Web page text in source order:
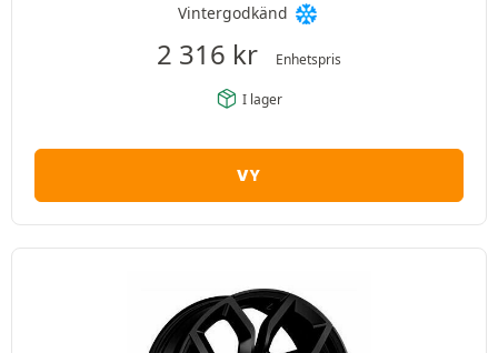
Vintergodkänd
2 316 kr Enhetspris
I lager
VY